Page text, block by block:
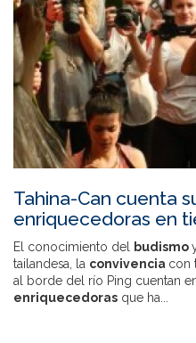
Tahina-Can cuenta
enriquecedoras en
El conocimiento del budismo
tailandesa, la convivencia con
al borde del río Ping cuentan
enriquecedoras que ha...